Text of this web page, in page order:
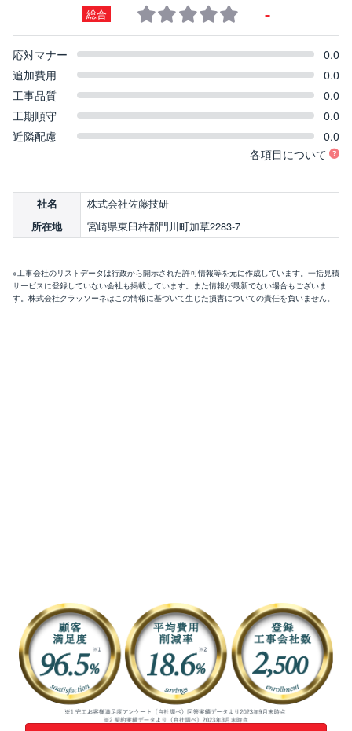
総合 -
応対マナー
0.0
追加費用
0.0
工事品質
0.0
工期順守
0.0
近隣配慮
0.0
各項目について
社名 株式会社佐藤技研
所在地 宮崎県東臼杵郡門川町加草2283-7
※工事会社のリストデータは行政から開示された許可情報等を元に作成しています。一括見積
サービスに登録していない会社も掲載しています。また情報が最新でない場合もございま
す。株式会社クラッソーネはこの情報に基づいて生じた損害についての責任を負いません。